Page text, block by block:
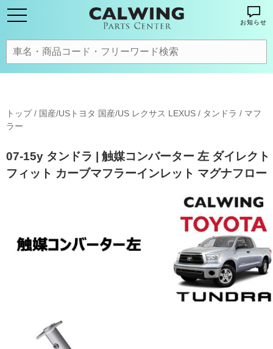
お知らせ
トップ/ 国産/USトヨタ 国産/US レクサス LEXUS / タンドラ / マフ
ラー
07-15y タンドラ | 触媒コンバーター 左 ダイレクト
フィット カーブマフラーインレット マグナフロー